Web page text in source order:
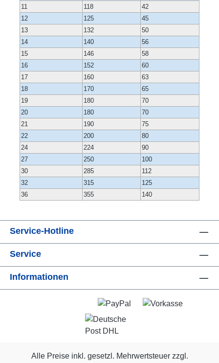
11
118
42
12
125
45
13
132
50
14
140
56
15
146
58
16
152
60
17
160
63
18
170
65
19
180
70
20
180
70
21
190
75
22
200
80
24
224
90
27
250
100
30
285
112
32
315
125
36
355 140
Service-Hotline
Service
Informationen
Alle Preise inkl. gesetzl. Mehrwertsteuer zzgl.